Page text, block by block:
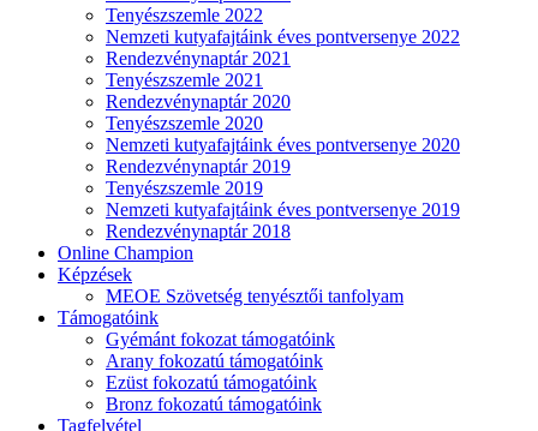
Tenyészszemle 2022
Nemzeti kutyafajtáink éves pontversenye 2022
Rendezvénynaptár 2021
Tenyészszemle 2021
Rendezvénynaptár 2020
Tenyészszemle 2020
Nemzeti kutyafajtáink éves pontversenye 2020
Rendezvénynaptár 2019
Tenyészszemle 2019
Nemzeti kutyafajtáink éves pontversenye 2019
Rendezvénynaptár 2018
Online Champion
Képzések
MEOE Szövetség tenyésztői tanfolyam
Támogatóink
Gyémánt fokozat támogatóink
Arany fokozatú támogatóink
Ezüst fokozatú támogatóink
Bronz fokozatú támogatóink
Tagfelvétel